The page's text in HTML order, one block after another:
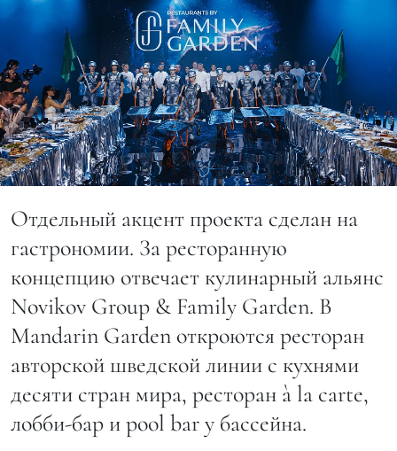
Отдельный акцент проекта сделан на
гастрономии. За ресторанную
концепцию отвечает кулинарный альянс
Novikov Group & Family Garden. В
Mandarin Garden откроются ресторан
авторской шведской линии с кухнями
десяти стран мира, ресторан à la carte,
лобби-бар и pool bar у бассейна.